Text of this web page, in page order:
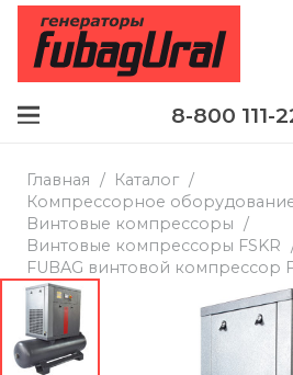
8-800 111-
Главная / Каталог /
Компрессорное
Винтовые компрессоры /
Винтовые компрессоры FSKR
FUBAG винтовой компрессор